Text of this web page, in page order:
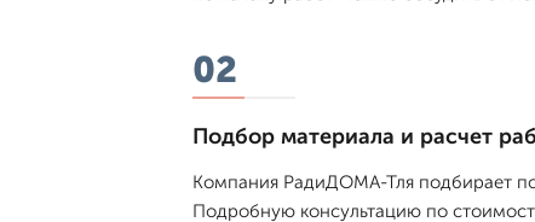
02
Подбор материала и расчет
Компания РадиДОМА-Тля подбирает
Подробную консультацию по